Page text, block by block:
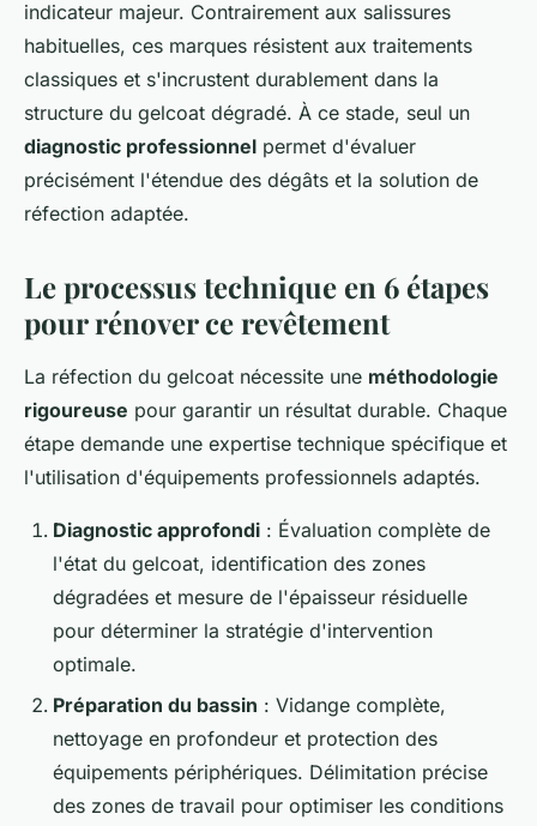
indicateur majeur. Contrairement aux salissures
habituelles, ces marques résistent aux traitements
classiques et s'incrustent durablement dans la
structure du gelcoat dégradé. À ce stade, seul un
diagnostic professionnel permet d'évaluer
précisément l'étendue des dégâts et la solution de
réfection adaptée.
Le processus technique en 6 étapes
pour rénover ce revêtement
La réfection du gelcoat nécessite une méthodologie
rigoureuse pour garantir un résultat durable. Chaque
étape demande une expertise technique spécifique et
l'utilisation d'équipements professionnels adaptés.
Diagnostic approfondi : Évaluation complète de
l'état du gelcoat, identification des zones
dégradées et mesure de l'épaisseur résiduelle
pour déterminer la stratégie d'intervention
optimale.
Préparation du bassin : Vidange complète,
nettoyage en profondeur et protection des
équipements périphériques. Délimitation précise
des zones de travail pour optimiser les conditions